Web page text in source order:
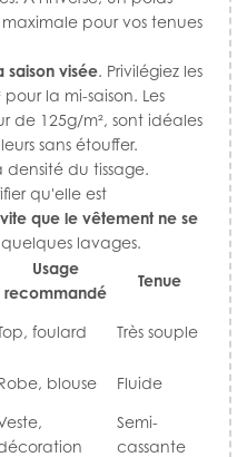
pour vos tenues
saison visée. Privilégiez les
la mi-saison. Les
de 125g/m², sont idéales
sans étouffer.
du tissage.
qu'elle est
que le vêtement ne se
lavages.
Usage
recommandé
Tenue
foulard Très souple
blouse Fluide
Semi-
cassante